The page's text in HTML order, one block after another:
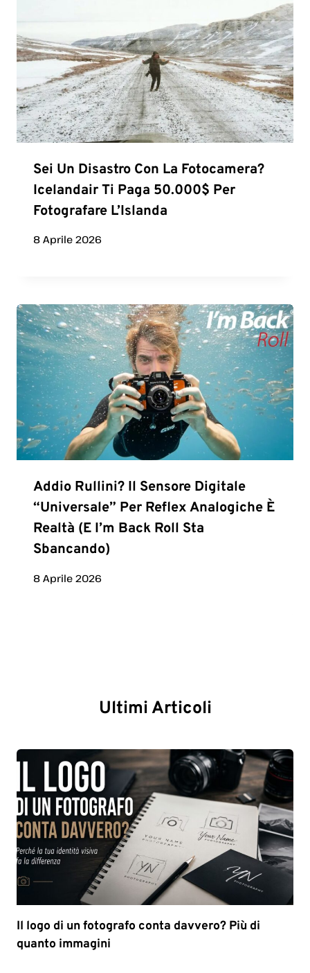
Sei Un Disastro Con La Fotocamera?
Icelandair Ti Paga 50.000$ Per
Fotografare L’Islanda
8 Aprile 2026
Addio Rullini? Il Sensore Digitale
“universale” Per Reflex Analogiche È
Realtà (e I’m Back Roll Sta
Sbancando)
8 Aprile 2026
Ultimi Articoli
Il logo di un fotografo conta davvero? Più di
quanto immagini